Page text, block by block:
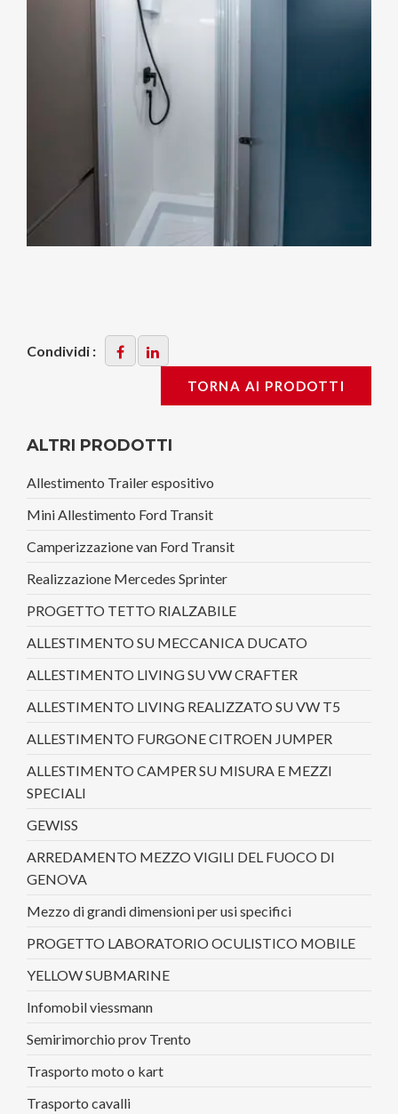
Condividi :
TORNA AI PRODOTTI
ALTRI PRODOTTI
Allestimento Trailer espositivo
Mini Allestimento Ford Transit
Camperizzazione van Ford Transit
Realizzazione Mercedes Sprinter
PROGETTO TETTO RIALZABILE
ALLESTIMENTO SU MECCANICA DUCATO
ALLESTIMENTO LIVING SU VW CRAFTER
ALLESTIMENTO LIVING REALIZZATO SU VW T5
ALLESTIMENTO FURGONE CITROEN JUMPER
ALLESTIMENTO CAMPER SU MISURA E MEZZI
SPECIALI
GEWISS
ARREDAMENTO MEZZO VIGILI DEL FUOCO DI
GENOVA
Mezzo di grandi dimensioni per usi specifici
PROGETTO LABORATORIO OCULISTICO MOBILE
YELLOW SUBMARINE
Infomobil viessmann
Semirimorchio prov Trento
Trasporto moto o kart
Trasporto cavalli